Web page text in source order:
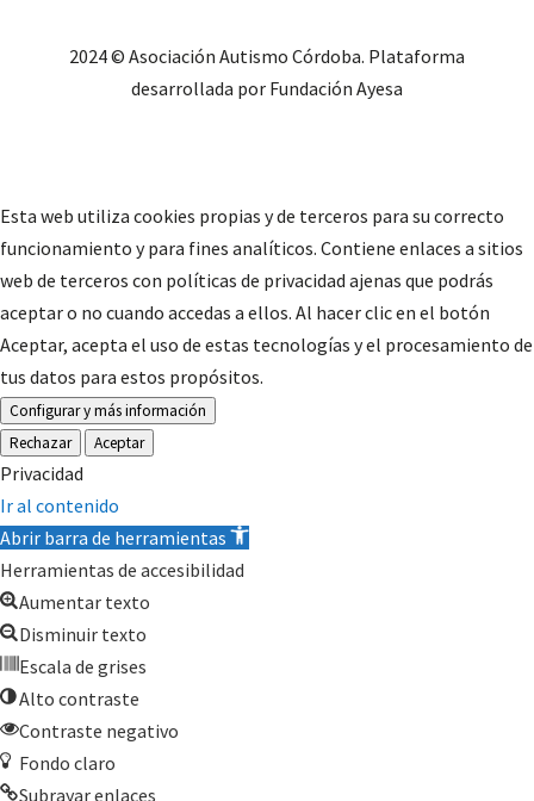
2024 © Asociación Autismo Córdoba. Plataforma
desarrollada por Fundación Ayesa
Esta web utiliza cookies propias y de terceros para su correcto
funcionamiento y para fines analíticos. Contiene enlaces a sitios
web de terceros con políticas de privacidad ajenas que podrás
aceptar o no cuando accedas a ellos. Al hacer clic en el botón
Aceptar, acepta el uso de estas tecnologías y el procesamiento de
tus datos para estos propósitos.
Configurar y más información
Rechazar
Aceptar
Privacidad
Ir al contenido
Abrir barra de herramientas
Herramientas de accesibilidad
Aumentar texto
Disminuir texto
Escala de grises
Alto contraste
Contraste negativo
Fondo claro
Subrayar enlaces